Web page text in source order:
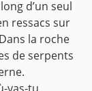
d’un seul
ressacs sur
la roche
de serpents